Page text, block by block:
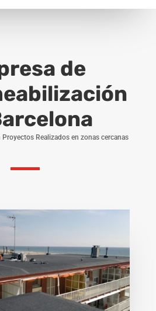
de
Realizados en zonas cercanas